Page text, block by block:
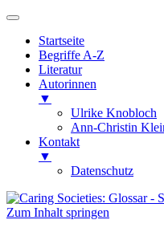
Startseite
Begriffe A-Z
Literatur
Autorinnen
▼
Ulrike Knobloch
Ann-Christin
Kontakt
▼
Datenschutz
Caring Societies:
Sorge-Glossar
Zum Inhalt springen